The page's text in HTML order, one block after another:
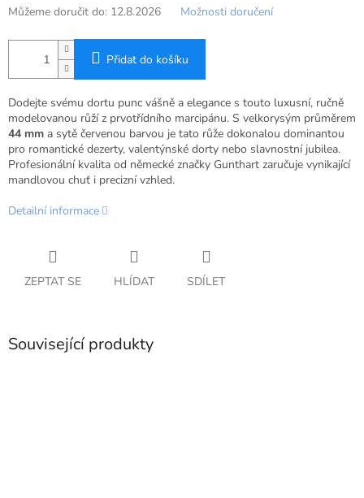
Můžeme doručit do: 12.8.2026 Možnosti doručení
Přidat do košíku
Dodejte svému dortu punc vášně a elegance s touto luxusní, ručně
modelovanou růží z prvotřídního marcipánu. S velkorysým průměrem
44 mm a sytě červenou barvou je tato růže dokonalou dominantou
pro romantické dezerty, valentýnské dorty nebo slavnostní jubilea.
Profesionální kvalita od německé značky Gunthart zaručuje vynikající
mandlovou chuť i precizní vzhled.
Detailní informace
ZEPTAT SE HLÍDAT SDÍLET
Související produkty